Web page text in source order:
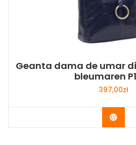
Geanta dama de umar
bleumaren
397,00zł
Buy